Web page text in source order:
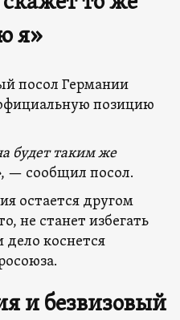
я»
посол Германии
позицию
будет таким же
, — сообщил посол.
остается другом
не станет избегать
коснется
и безвизовый